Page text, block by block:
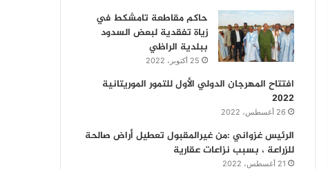
حاكم مقاطعة تامشكط في
زياة تفقدية لبعض السدود
ببلدية الراظي
25 أكتوبر، 2022
افتتاح المهرجان الدولي الأول للتمور الموريتانية
2022
26 أغسطس، 2022
الرئيس غزواني :من غيرالمقبول تعطيل أراض صالحة
للزراعة ، بسبب نزاعات عقارية
21 أغسطس، 2022